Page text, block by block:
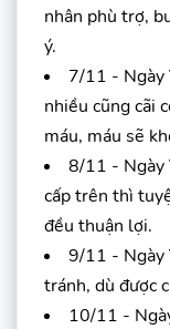
nhân phù trợ,
ý.
7/11 - Ngày
nhiều cũng cãi
máu, máu sẽ
8/11 - Ngày
cấp trên thì
đều thuận lợi.
9/11 - Ngày
tránh, dù được
10/11 -